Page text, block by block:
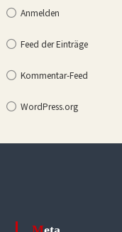
Anmelden
Feed der Einträge
Kommentar-Feed
WordPress.org